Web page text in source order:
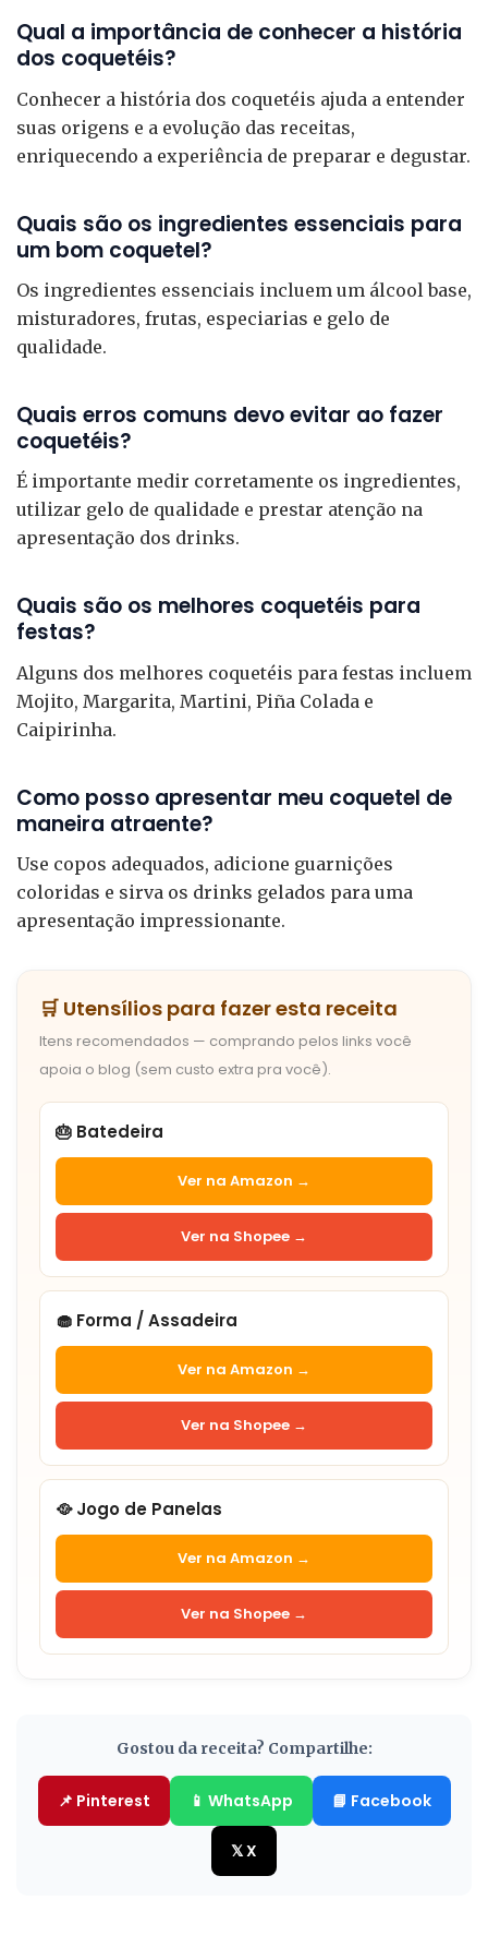
Qual a importância de conhecer a história
dos coquetéis?
Conhecer a história dos coquetéis ajuda a entender
suas origens e a evolução das receitas,
enriquecendo a experiência de preparar e degustar.
Quais são os ingredientes essenciais para
um bom coquetel?
Os ingredientes essenciais incluem um álcool base,
misturadores, frutas, especiarias e gelo de
qualidade.
Quais erros comuns devo evitar ao fazer
coquetéis?
É importante medir corretamente os ingredientes,
utilizar gelo de qualidade e prestar atenção na
apresentação dos drinks.
Quais são os melhores coquetéis para
festas?
Alguns dos melhores coquetéis para festas incluem
Mojito, Margarita, Martini, Piña Colada e
Caipirinha.
Como posso apresentar meu coquetel de
maneira atraente?
Use copos adequados, adicione guarnições
coloridas e sirva os drinks gelados para uma
apresentação impressionante.
🛒 Utensílios para fazer esta receita
Itens recomendados — comprando pelos links você
apoia o blog (sem custo extra pra você).
🎂 Batedeira
Ver na Amazon →
Ver na Shopee →
🧁 Forma / Assadeira
Ver na Amazon →
Ver na Shopee →
🥘 Jogo de Panelas
Ver na Amazon →
Ver na Shopee →
Gostou da receita? Compartilhe:
📌 Pinterest 📱 WhatsApp 📘 Facebook
𝕏 X